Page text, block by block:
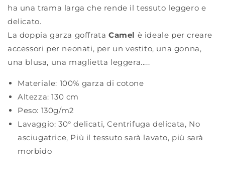
ha una trama larga che rende il tessuto leggero e
delicato.
La doppia garza goffrata Camel è ideale per creare
accessori per neonati, per un vestito, una gonna,
una blusa, una maglietta leggera.....
Materiale: 100% garza di cotone
Altezza: 130 cm
Peso: 130g/m2
Lavaggio: 30° delicati, Centrifuga delicata, No
asciugatrice, Più il tessuto sarà lavato, più sarà
morbido